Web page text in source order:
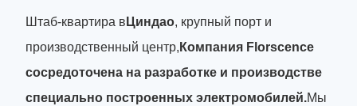
Штаб-квартира в Циндао, крупный порт и
производственный центр, Компания Florscence
сосредоточена на разработке и производстве
специально построенных электромобилей.Мы